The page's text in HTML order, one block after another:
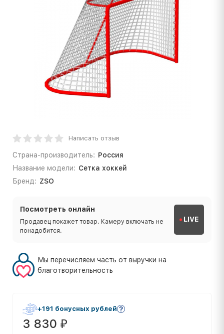
Написать отзыв
Страна-производитель: Россия
Название модели: Сетка хоккей
Бренд: ZSO
Посмотреть онлайн
Продавец покажет товар. Камеру включать не
понадобится.
LIVE
Мы перечисляем часть от выручки на
благотворительность
+191 бонусных рублей
3 830 ₽